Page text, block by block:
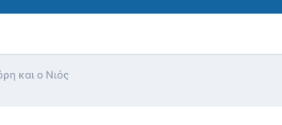
και ο Νιός